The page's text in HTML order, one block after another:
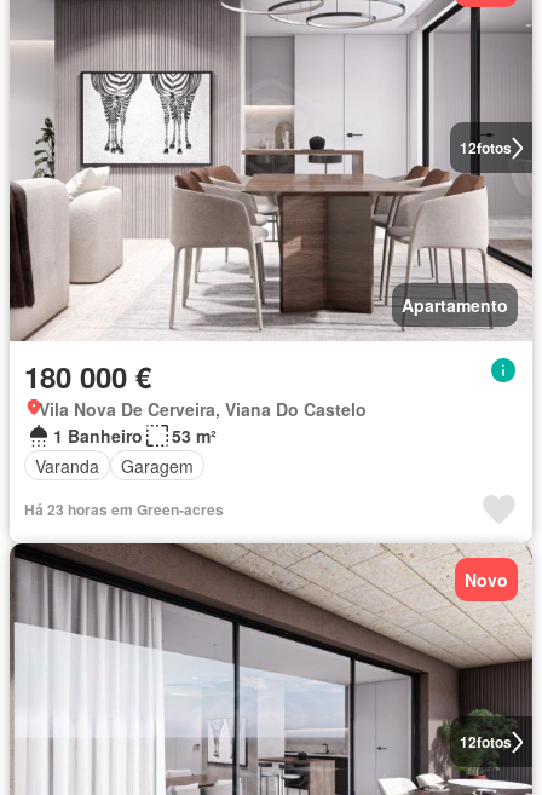
12fotos
Apartamento
180 000 €
Vila Nova De Cerveira, Viana Do Castelo
1 Banheiro
53 m²
Varanda
Garagem
Há 23 horas em Green-acres
12fotos
Novo